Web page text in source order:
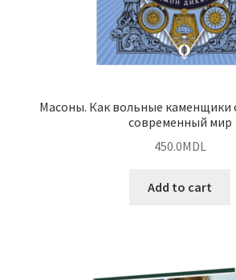
Масоны. Как вольные каменщики
современный мир
450.0MDL
Add to cart